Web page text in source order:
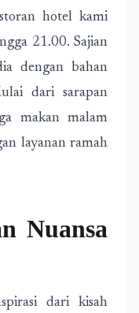
hotel kami
21.00. Sajian
dengan bahan
dari sarapan
makan malam
layanan ramah
Nuansa
dari kisah